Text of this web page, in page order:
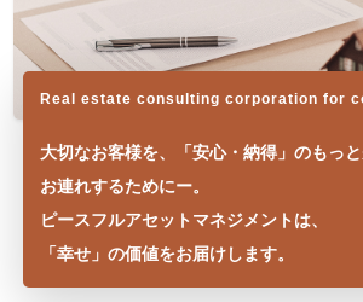
Real estate consulting corporation for
大切なお客様を、「安心・納得」のもっ
お連れするためにー。
ピースフルアセットマネジメントは、
「幸せ」の価値をお届けします。